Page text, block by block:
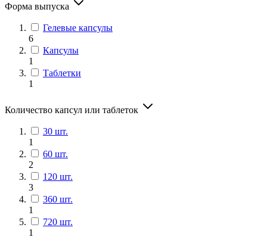
Форма выпуска
Гелевые капсулы
6
Капсулы
1
Таблетки
1
Количество капсул или таблеток
30 шт.
1
60 шт.
2
120 шт.
3
360 шт.
1
720 шт.
1